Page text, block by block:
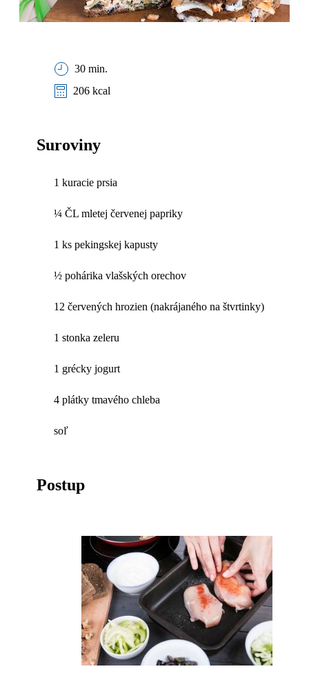
30 min.
206 kcal
Suroviny
1 kuracie prsia
¼ ČL mletej červenej papriky
1 ks pekingskej kapusty
½ pohárika vlašských orechov
12 červených hrozien (nakrájaného na štvrtinky)
1 stonka zeleru
1 grécky jogurt
4 plátky tmavého chleba
soľ
Postup